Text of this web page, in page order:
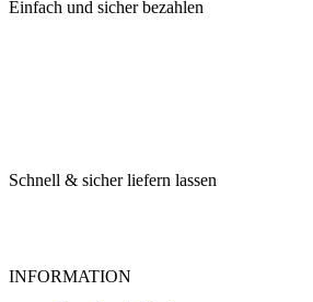
Einfach und sicher bezahlen
Schnell & sicher liefern lassen
INFORMATION